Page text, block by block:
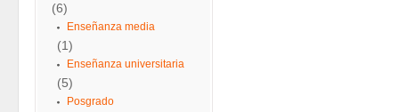
(6)
Enseñanza media
(1)
Enseñanza universitaria
(5)
Posgrado